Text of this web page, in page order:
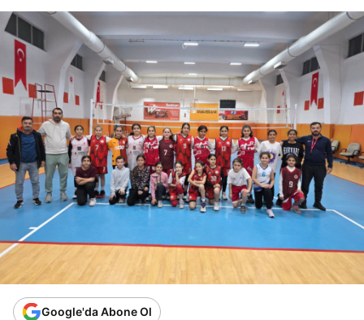
Google'da Abone Ol